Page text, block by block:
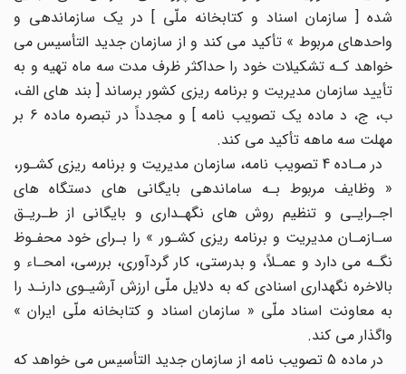
شده ‌[ سازمان اسناد و کتابخانه ملّی ] در یک سازماندهی و
واحدهای مربوط » تأکید می کند و از سازمان جدید التأسیس می
خواهد کـه تشکیلات خود را حداکثر ظرف مدت سه ماه تهیه و به
تأیید سازمان مدیریت و برنامه ریزی کشور برساند [ بند های الف،
ب، ج، د ماده یک تصویب نامه ] و مجدداً در تبصره ماده 6 بر
مهلت سه ماهه تأکید می کند.
در مـاده 4 تصویب نامه، سازمان مدیریت و برنامه ریزی کشـور،
« وظایف مربوط بـه ساماندهی بایگانی های دستگاه های
اجـرایـی و تنظیم روش های نگهـداری و بایگانی از طـریـق
سـازمـان مدیریت و برنامه ریزی کشـور » را بـرای خود محفـوظ
نگـه می دارد و عمـلاً، و بدرستی، کار گردآوری، بررسی، امحـاء و
بالاخره نگهداری اسنادی که به دلایل ملّی ارزش آرشیـوی دارنـد را
به معاونت اسناد ملّی « سازمان اسناد و کتابخانه ملّی ایران »
واگذار می کند.
در ماده 5 تصویب نامه از سازمان جدید التأسیس می خواهد که